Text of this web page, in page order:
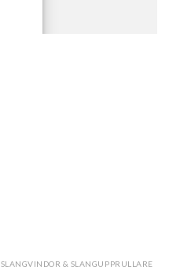
SLANGVINDOR & SLANGUPPRULLARE